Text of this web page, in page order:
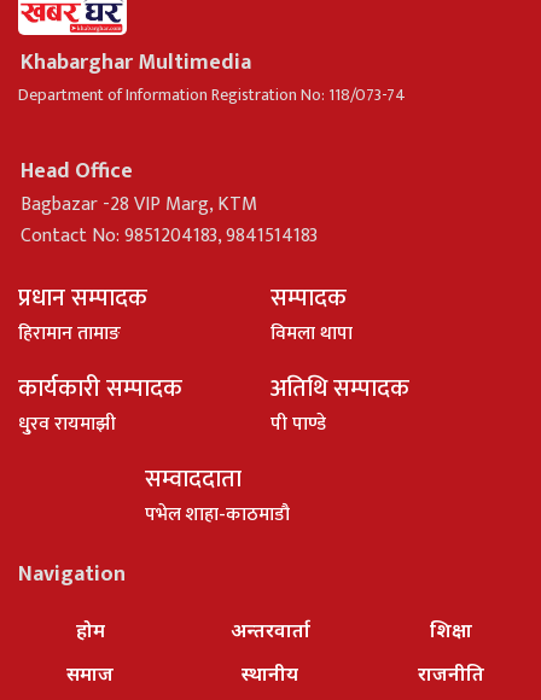
Khabarghar Multimedia
Department of Information Registration No: 118/073-74
Head Office
Bagbazar -28 VIP Marg, KTM
Contact No: 9851204183, 9841514183
प्रधान सम्पादक
हिरामान तामाङ
सम्पादक
विमला थापा
कार्यकारी सम्पादक
धु्रव रायमाझी
अतिथि सम्पादक
पी पाण्डे
सम्वाददाता
पभेल शाहा-काठमाडौ
Navigation
होम
समाज
अन्तरवार्ता
स्थानीय
शिक्षा
राजनीति